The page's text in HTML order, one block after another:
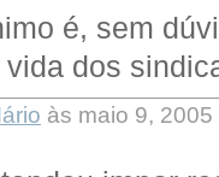
é, sem
dos
às maio 9, 2005